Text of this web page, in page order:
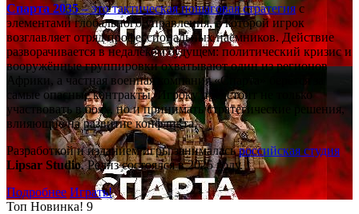
Спарта 2035– это тактическаяпошаговая стратегияс
элементами глобального управления, в которой игрок
возглавляет отряд профессиональных наёмников. Действие
разворачивается в недалёком будущем: политический кризис и
вооружённые группировки охватывают один из регионов
Африки, а частная военная компания «Спарта» берётся за
самые опасные контракты. Игроку предстоит не только
участвовать в боях, но и принимать стратегические решения,
влияющие на развитие конфликта.
Разработкой и изданием игры занималасьроссийская студия
Lipsar Studio. Релиз состоялся в 2025 году.
Подробнее Играть!
Топ Новинка! 9